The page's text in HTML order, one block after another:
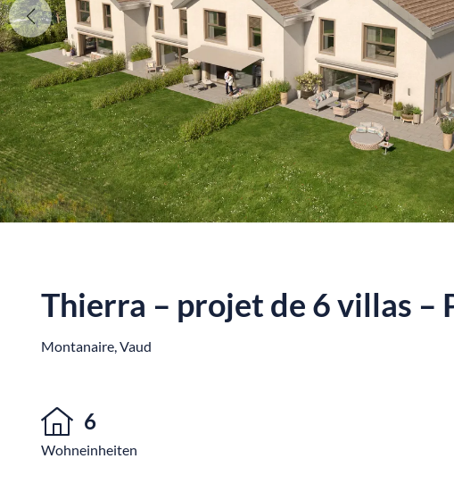
Thierra – projet de 6 villas –
Montanaire, Vaud
6
Wohneinheiten